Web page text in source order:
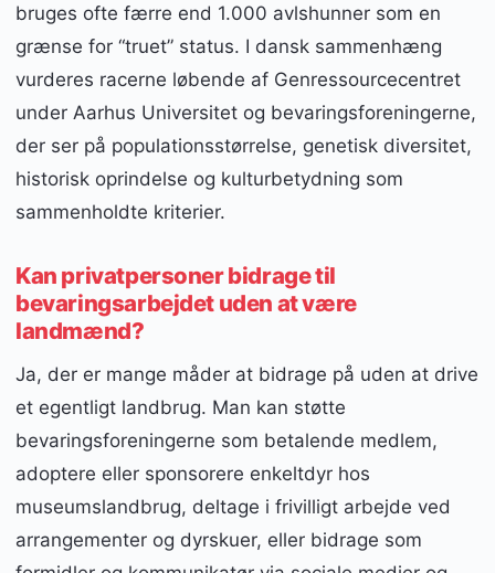
bruges ofte færre end 1.000 avlshunner som en
grænse for “truet” status. I dansk sammenhæng
vurderes racerne løbende af Genressourcecentret
under Aarhus Universitet og bevaringsforeningerne,
der ser på populationsstørrelse, genetisk diversitet,
historisk oprindelse og kulturbetydning som
sammenholdte kriterier.
Kan privatpersoner bidrage til
bevaringsarbejdet uden at være
landmænd?
Ja, der er mange måder at bidrage på uden at drive
et egentligt landbrug. Man kan støtte
bevaringsforeningerne som betalende medlem,
adoptere eller sponsorere enkeltdyr hos
museumslandbrug, deltage i frivilligt arbejde ved
arrangementer og dyrskuer, eller bidrage som